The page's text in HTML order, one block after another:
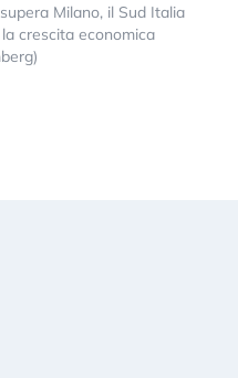
Milano, il Sud Italia
crescita economica